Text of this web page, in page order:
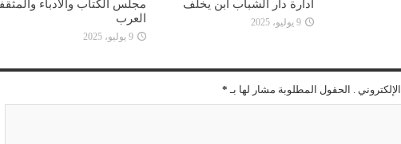
ادارة دار الشباب ابن يخلف
9 يوليو، 2025
مجلس الكتاب والأدباء
العرب
9 يوليو، 2025
. الحقول المطلوبة مشار لها بـ *